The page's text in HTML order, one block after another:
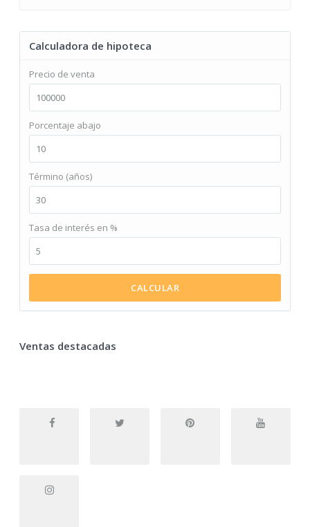
Calculadora de hipoteca
Precio de venta
Porcentaje abajo
Término (años)
Tasa de interés en %
CALCULAR
Ventas destacadas